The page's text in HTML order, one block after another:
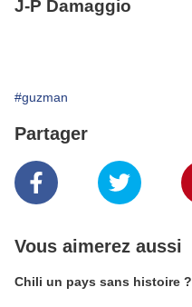
J-P Damaggio
#guzman
Partager
Vous aimerez aussi
Chili un pays sans histoire ?